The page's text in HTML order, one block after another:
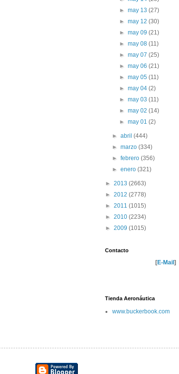
► may 13 (27)
► may 12 (30)
► may 09 (21)
► may 08 (11)
► may 07 (25)
► may 06 (21)
► may 05 (11)
► may 04 (2)
► may 03 (11)
► may 02 (14)
► may 01 (2)
►abril(444)
►marzo(334)
►febrero(356)
►enero(321)
► 2013 (2663)
► 2012 (2778)
► 2011 (1015)
► 2010 (2234)
► 2009 (1015)
Contacto
[E-Mail ]
Tienda Aeronáutica
www.buckerbook.com